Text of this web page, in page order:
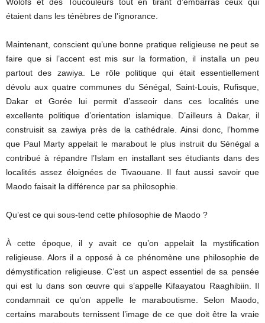
étaient dans les ténèbres de l’ignorance.
Maintenant, conscient qu’une bonne pratique religieuse ne peut se
faire que si l’accent est mis sur la formation, il installa un peu
partout des zawiya. Le rôle politique qui était essentiellement
dévolu aux quatre communes du Sénégal, Saint-Louis, Rufisque,
Dakar et Gorée lui permit d’asseoir dans ces localités une
excellente politique d’orientation islamique. D’ailleurs à Dakar, il
construisit sa zawiya près de la cathédrale. Ainsi donc, l’homme
que Paul Marty appelait le marabout le plus instruit du Sénégal a
contribué à répandre l’Islam en installant ses étudiants dans des
localités assez éloignées de Tivaouane. Il faut aussi savoir que
Maodo faisait la différence par sa philosophie.
Qu’est ce qui sous-tend cette philosophie de Maodo ?
À cette époque, il y avait ce qu’on appelait la mystification
religieuse. Alors il a opposé à ce phénomène une philosophie de
démystification religieuse. C’est un aspect essentiel de sa pensée
qui est lu dans son œuvre qui s’appelle Kifaayatou Raaghibiin. Il
condamnait ce qu’on appelle le maraboutisme. Selon Maodo,
certains marabouts ternissent l’image de ce que doit être la vraie